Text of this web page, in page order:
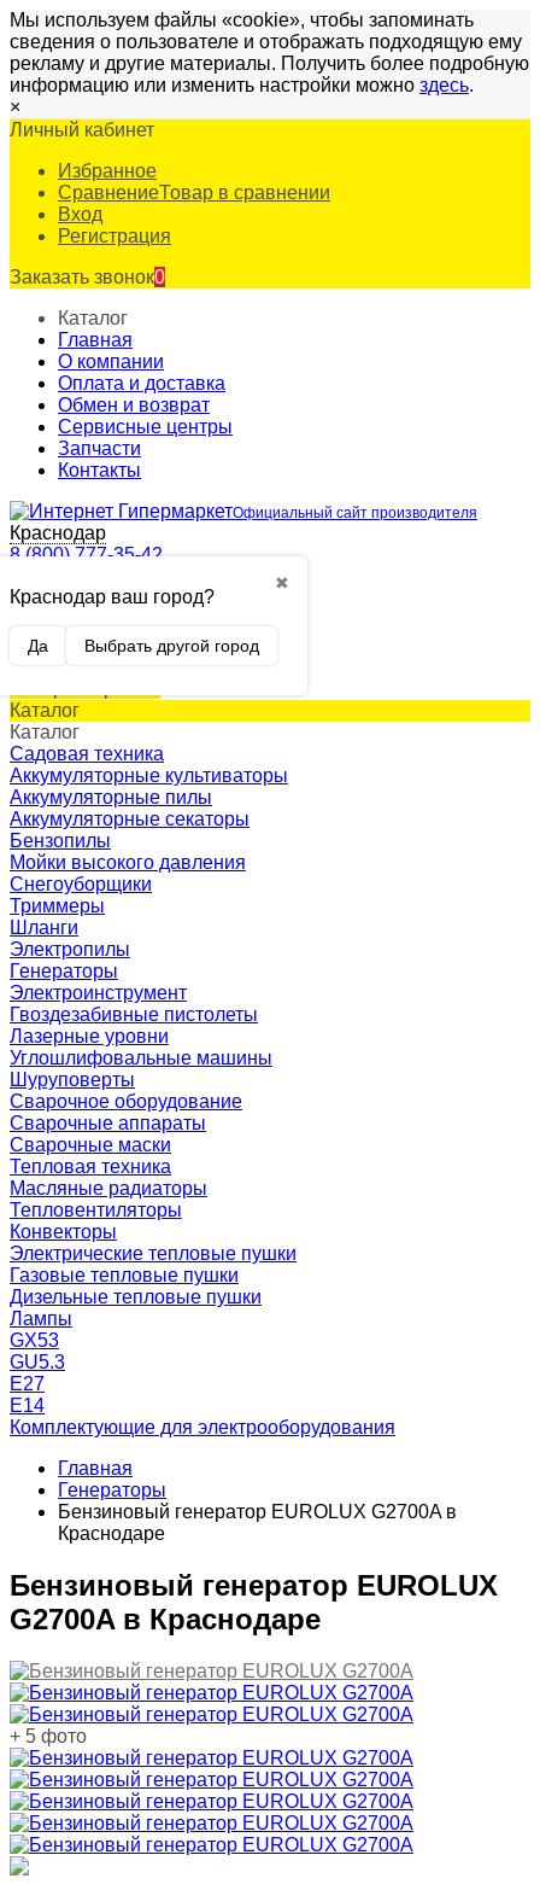
Мы используем файлы «cookie», чтобы запоминать
сведения о пользователе и отображать подходящую ему
рекламу и другие материалы. Получить более подробную
информацию или изменить настройки можно здесь.
×
Личный кабинет
Избранное
СравнениеТовар в сравнении
Вход
Регистрация
Заказать звонок0
Каталог
Главная
О компании
Оплата и доставка
Обмен и возврат
Сервисные центры
Запчасти
Контакты
Официальный сайт производителя
Краснодар
✖
Краснодар ваш город?
Да Выбрать другой город
8 (800) 777-35-42
0
0 p.
(пусто)
Каталог
Каталог
Садовая техника
Аккумуляторные культиваторы
Аккумуляторные пилы
Аккумуляторные секаторы
Бензопилы
Мойки высокого давления
Снегоуборщики
Триммеры
Шланги
Электропилы
Генераторы
Электроинструмент
Гвоздезабивные пистолеты
Лазерные уровни
Углошлифовальные машины
Шуруповерты
Сварочное оборудование
Сварочные аппараты
Сварочные маски
Тепловая техника
Масляные радиаторы
Тепловентиляторы
Конвекторы
Электрические тепловые пушки
Газовые тепловые пушки
Дизельные тепловые пушки
Лампы
GX53
GU5.3
Е27
Е14
Комплектующие для электрооборудования
Главная
Генераторы
Бензиновый генератор EUROLUX G2700A в
Краснодаре
Бензиновый генератор EUROLUX
G2700A в Краснодаре
+ 5 фото